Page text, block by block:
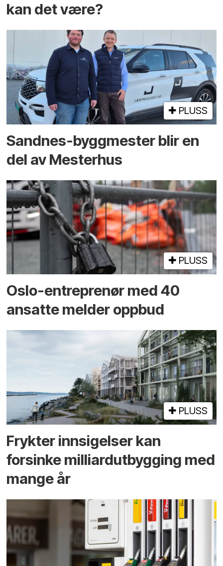
kan det være?
PLUSS
Sandnes-byggmester blir en
del av Mesterhus
PLUSS
Oslo-entreprenør med 40
ansatte melder oppbud
PLUSS
Frykter innsigelser kan
forsinke milliard­utbygging med
mange år